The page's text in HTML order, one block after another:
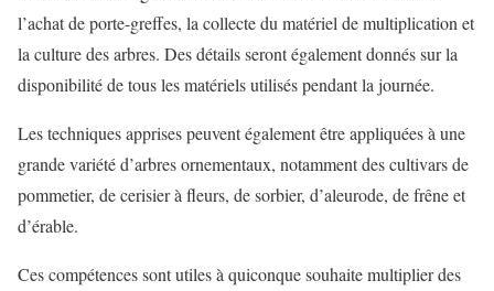
l’achat de porte-greffes, la collecte du matériel de multiplication et
la culture des arbres. Des détails seront également donnés sur la
disponibilité de tous les matériels utilisés pendant la journée.
Les techniques apprises peuvent également être appliquées à une
grande variété d’arbres ornementaux, notamment des cultivars de
pommetier, de cerisier à fleurs, de sorbier, d’aleurode, de frêne et
d’érable.
Ces compétences sont utiles à quiconque souhaite multiplier des